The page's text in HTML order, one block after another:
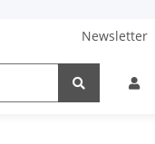
Newsletter